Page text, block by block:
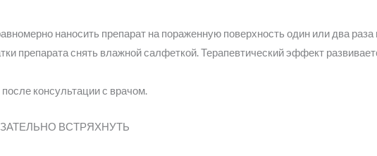
наносить препарат на пораженную поверхность один или два
препарата снять влажной салфеткой. Терапевтический эффект
консультации с врачом.
ВСТРЯХНУТЬ